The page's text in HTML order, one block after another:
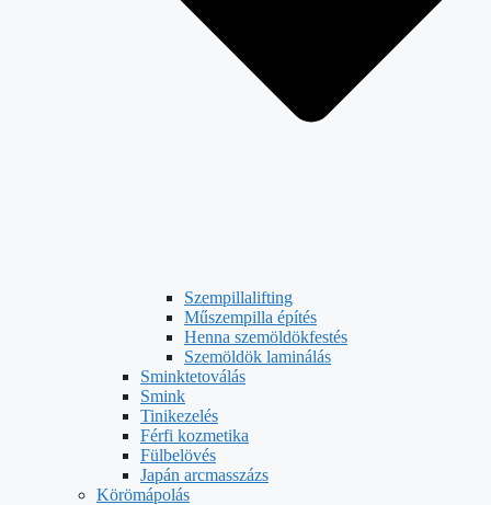
Szempillalifting
Műszempilla építés
Henna szemöldökfestés
Szemöldök laminálás
Sminktetoválás
Smink
Tinikezelés
Férfi kozmetika
Fülbelövés
Japán arcmasszázs
Körömápolás